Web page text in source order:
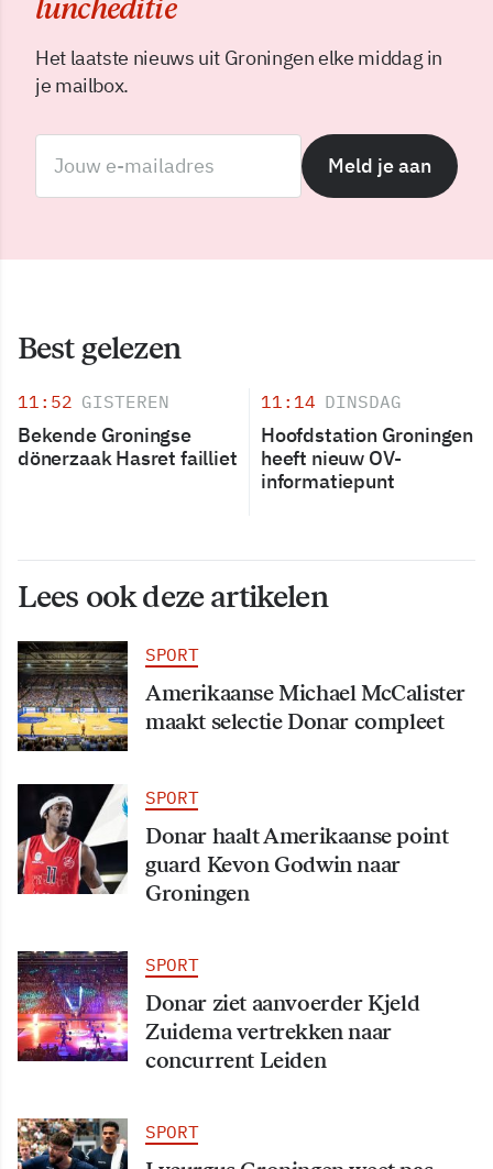
Het laatste nieuws uit Groningen elke middag in
je mailbox.
Meld je aan
Best gelezen
11:52 GISTEREN
Bekende Groningse
dönerzaak Hasret failliet
11:14 DINSDAG
Hoofdstation Groningen
heeft nieuw OV-
informatiepunt
Lees ook deze artikelen
SPORT
Amerikaanse Michael McCalister
maakt selectie Donar compleet
SPORT
Donar haalt Amerikaanse point
guard Kevon Godwin naar
Groningen
SPORT
Donar ziet aanvoerder Kjeld
Zuidema vertrekken naar
concurrent Leiden
SPORT